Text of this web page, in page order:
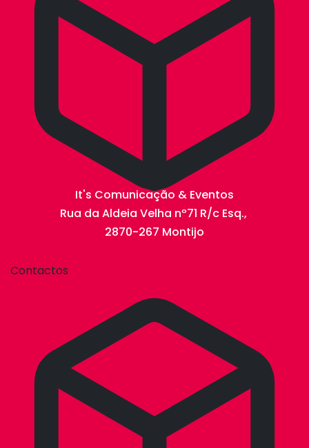
It's Comunicação & Eventos
Rua da Aldeia Velha nº71 R/c Esq.,
2870-267 Montijo
Contactos